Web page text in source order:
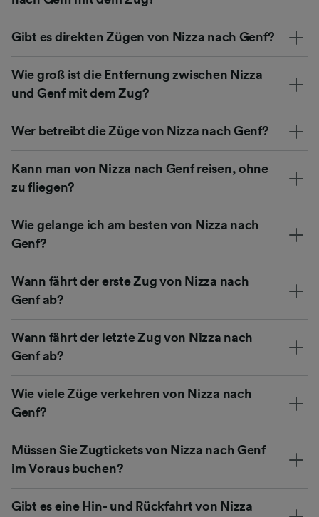
Gibt es direkten Zügen von Nizza nach Genf?
Wie groß ist die Entfernung zwischen Nizza
und Genf mit dem Zug?
Wer betreibt die Züge von Nizza nach Genf?
Kann man von Nizza nach Genf reisen, ohne
zu fliegen?
Wie gelange ich am besten von Nizza nach
Genf?
Wann fährt der erste Zug von Nizza nach
Genf ab?
Wann fährt der letzte Zug von Nizza nach
Genf ab?
Wie viele Züge verkehren von Nizza nach
Genf?
Müssen Sie Zugtickets von Nizza nach Genf
im Voraus buchen?
Gibt es eine Hin- und Rückfahrt von Nizza